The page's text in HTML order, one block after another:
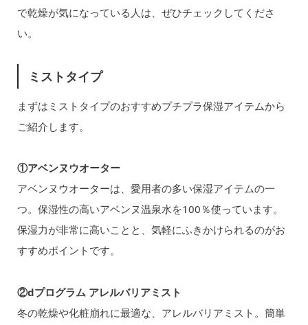
で乾燥が気になっている人は、ぜひチェックしてくださ
い。
ミストタイプ
まずはミストタイプのおすすめプチプラ保湿アイテムから
ご紹介します。
①アベンヌウオーター
アベンヌウオーターは、愛用者の多い保湿アイテムの一
つ。保湿性の高いアベンヌ温泉水を100％使っています。
保湿力が非常に高いことと、気軽にふきかけられるのがお
すすめポイントです。
②dプログラム アレルバリアミスト
冬の乾燥や化粧崩れに最適な、アレルバリアミスト。簡単